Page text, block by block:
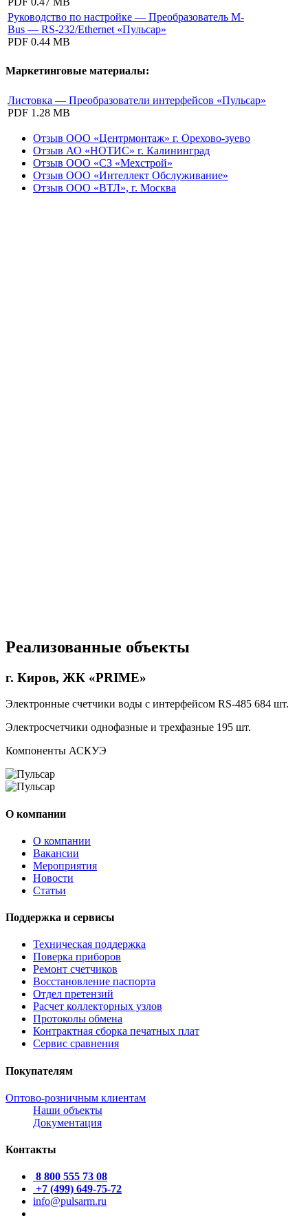
Руководство по настройке — Преобразователь M-
Bus — RS-232/Ethernet «Пульсар»
PDF 0.44 MB
Маркетинговые материалы:
Листовка — Преобразователи интерфейсов «Пульсар»
PDF 1.28 MB
Отзыв ООО «Центрмонтаж» г. Орехово-зуево
Отзыв АО «НОТИС» г. Калининград
Отзыв ООО «СЗ «Мехстрой»
Отзыв ООО «Интеллект Обслуживание»
Отзыв ООО «ВТЛ», г. Москва
Реализованные объекты
г. Киров, ЖК «PRIME»
Электронные счетчики воды с интерфейсом RS-485 684 шт.
Электросчетчики однофазные и трехфазные 195 шт.
Компоненты АСКУЭ
О компании
О компании
Вакансии
Мероприятия
Новости
Статьи
Поддержка и сервисы
Техническая поддержка
Поверка приборов
Ремонт счетчиков
Восстановление паспорта
Отдел претензий
Расчет коллекторных узлов
Протоколы обмена
Контрактная сборка печатных плат
Сервис сравнения
Покупателям
Оптово-розничным клиентам
Наши объекты
Документация
Контакты
8 800 555 73 08
+7 (499) 649-75-72
info@pulsarm.ru